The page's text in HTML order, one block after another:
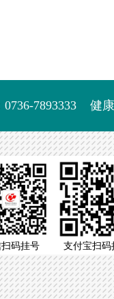
7893333 健
码挂号 支付宝扫码